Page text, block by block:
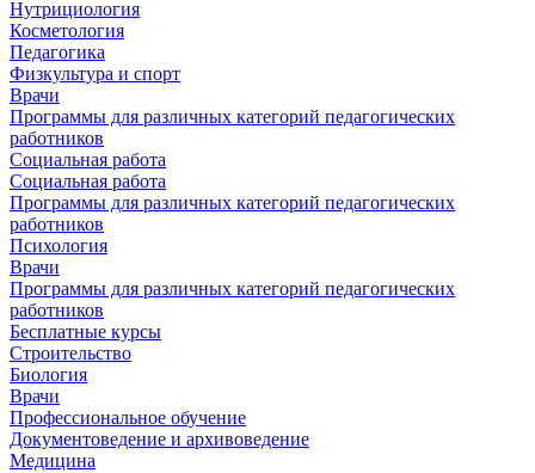
Нутрициология
Косметология
Педагогика
Физкультура и спорт
Врачи
Программы для различных категорий педагогических
работников
Социальная работа
Социальная работа
Программы для различных категорий педагогических
работников
Психология
Врачи
Программы для различных категорий педагогических
работников
Бесплатные курсы
Строительство
Биология
Врачи
Профессиональное обучение
Документоведение и архивоведение
Медицина